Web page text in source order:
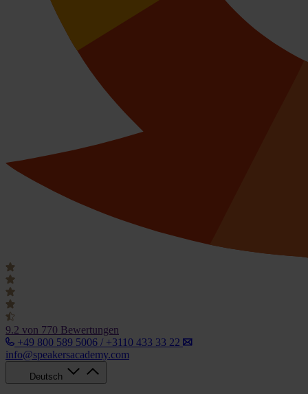
9.2 von 770 Bewertungen
+49 800 589 5006 / +3110 433 33 22
info@speakersacademy.com
Deutsch